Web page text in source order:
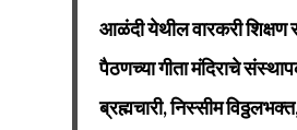
आळंदी येथील वारकरी
पैठणच्या गीता मंदिराचे
ब्रह्मचारी, निस्सीम